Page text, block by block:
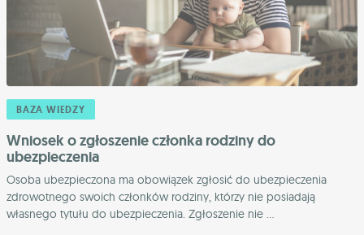
BAZA WIEDZY
Wniosek o zgłoszenie członka rodziny do
ubezpieczenia
Osoba ubezpieczona ma obowiązek zgłosić do ubezpieczenia
zdrowotnego swoich członków rodziny, którzy nie posiadają
własnego tytułu do ubezpieczenia. Zgłoszenie nie ...